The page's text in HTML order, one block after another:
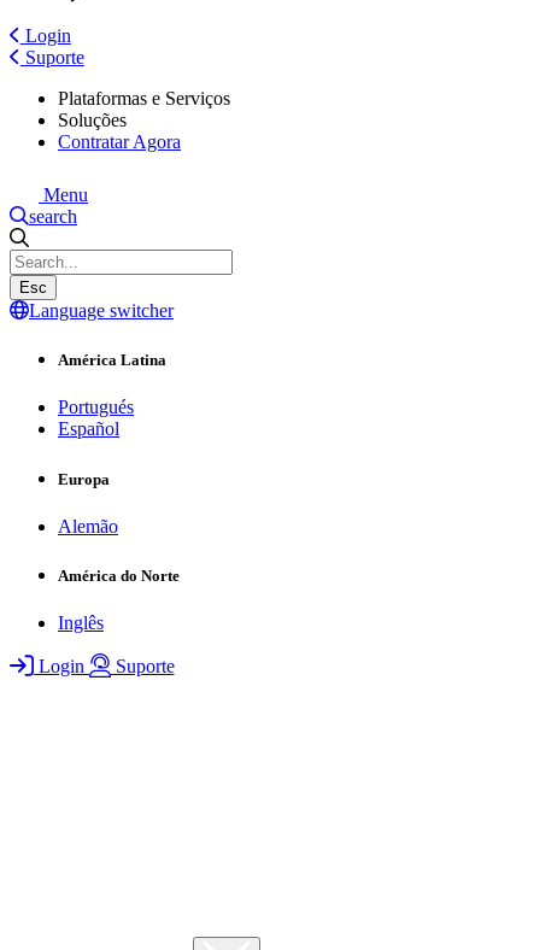
Login
Suporte
Plataformas e Serviços
Soluções
Contratar Agora
Menu
search
Esc
Language switcher
América Latina
Portugués
Español
Europa
Alemão
América do Norte
Inglês
Login Suporte